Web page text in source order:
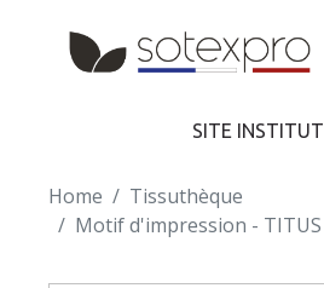
Skip to main content
SITE
Home
Tissuthèque
Motif d'impression - TITUS